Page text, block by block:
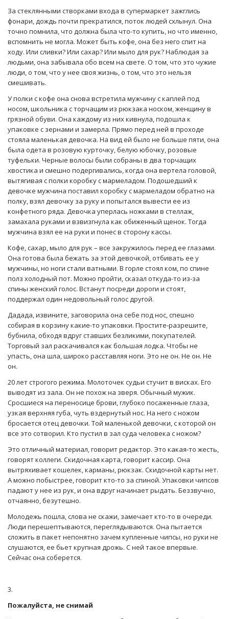
За стеклянными створками входа в супермаркет зажглись
фонари, дождь почти прекратился, поток людей схлынул. Она
точно помнила, что должна была что-то купить, но что именно,
вспомнить не могла. Может быть кофе, она без него спит на
ходу. Или сливки? Или сахар? Или мыло для рук? Наблюдая за
людьми, она забывала обо всем на свете. О том, что это чужие
люди, о том, что у нее своя жизнь, о том, что это нельзя
смешивать.
У полки с кофе она снова встретила мужчину с каплей под
носом, школьника с торчащим из рюкзака носком, женщину в
грязной обуви. Она каждому из них кивнула, подошла к
упаковке с зернами и замерла. Прямо перед ней в проходе
стояла маленькая девочка. На вид ей было не больше пяти, она
была одета в розовую курточку, белую юбочку, розовые
туфельки. Черные волосы были собраны в два торчащих
хвостика и смешно подергивались, когда она вертела головой,
вытягивая с полки коробку с мармеладом. Подошедший к
девочке мужчина поставил коробку с мармеладом обратно на
полку, взял девочку за руку и попытался вывести ее из
конфетного ряда. Девочка уперлась ножками в стеллаж,
замахала руками и взвизгнула как обиженный щенок. Тогда
мужчина взял ее на руки и понес в сторону кассы.
Кофе, сахар, мыло для рук – все закружилось перед ее глазами.
Она готова была бежать за этой девочкой, отбивать ее у
мужчины, но ноги стали ватными. В горле стоял ком, по спине
полз холодный пот. Можно пройти, сказал откуда-то из-за
спины женский голос. Встанут посреди дороги и стоят,
поддержал один недовольный голос другой.
Дадада, извините, заговорила она себе под нос, спешно
собирая в корзину какие-то упаковки. Простите-разрешите,
бубнила, обходя вдруг ставших безликими, покупателей.
Торговый зал раскачивался как большая лодка. Чтобы не
упасть, она шла, широко расставляя ноги. Это не он. Не он. Не
он.
20 лет строгого режима. Молоточек судьи стучит в висках. Его
выводят из зала. Он не похож на зверя. Обычный мужик.
Сросшиеся на переносице брови, глубоко посаженные глаза,
узкая верхняя губа, чуть вздернутый нос. На него с ножом
бросается отец девочки. Той маленькой девочки, с которой он
все это сотворил. Кто пустил в зал суда человека с ножом?
Это отличный материал, говорит редактор. Это какая-то жесть,
говорят коллеги. Скидочная карта, говорит кассир. Она
вытряхивает кошелек, карманы, рюкзак. Скидочной карты нет.
А можно побыстрее, говорит кто-то за спиной. Упаковки чипсов
падают у нее из рук, и она вдруг начинает рыдать. Беззвучно,
отчаянно, безутешно.
Молодежь пошла, слова не скажи, замечает кто-то в очереди.
Люди перешептываются, переглядываются. Она пытается
сложить в пакет непонятно зачем купленные чипсы, но руки не
слушаются, ее бьет крупная дрожь. С ней такое впервые.
Сейчас она соберется.
3.
Пожалуйста, не снимай